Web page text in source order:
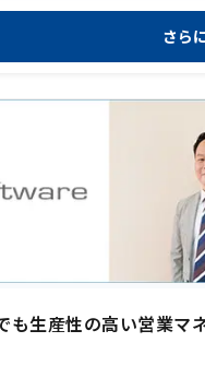
さら
も生産性の高い営業マ